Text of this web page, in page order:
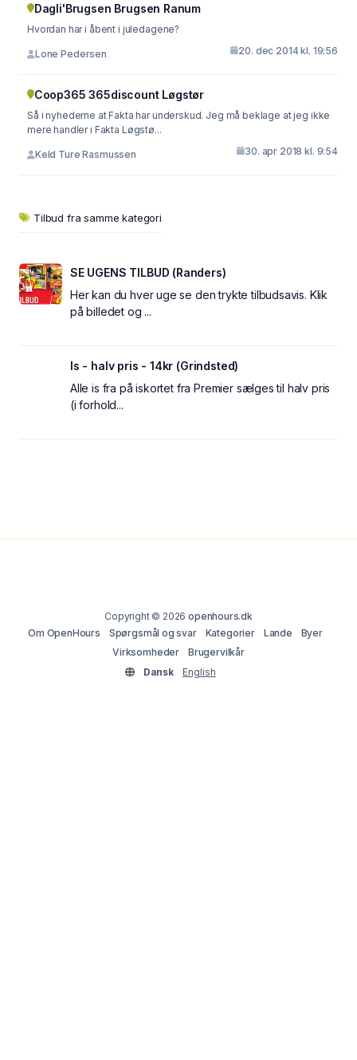
Dagli'Brugsen Brugsen Ranum
Hvordan har i åbent i juledagene?
Lone Pedersen 20. dec 2014 kl. 19:56
Coop365 365discount Løgstør
Så i nyhederne at Fakta har underskud. Jeg må beklage at jeg ikke
mere handler i Fakta Løgstø...
Keld Ture Rasmussen 30. apr 2018 kl. 9:54
Tilbud fra samme kategori
SE UGENS TILBUD (Randers)
Her kan du hver uge se den trykte tilbudsavis. Klik
på billedet og ...
Is - halv pris - 14kr (Grindsted)
Alle is fra på iskortet fra Premier sælges til halv pris
(i forhold...
Copyright © 2026openhours.dk
Om OpenHours
Spørgsmål og svar Kategorier Lande
Byer
Virksomheder
Brugervilkår
Dansk
English